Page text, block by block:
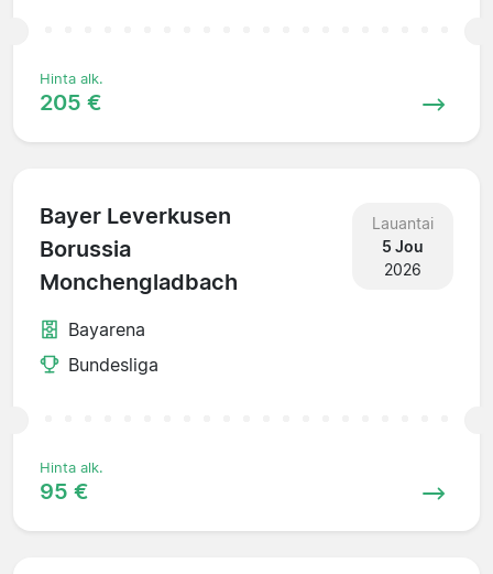
Hinta alk.
205 €
Bayer Leverkusen
Borussia
Monchengladbach
Lauantai
5 Jou
2026
Bayarena
Bundesliga
Hinta alk.
95 €